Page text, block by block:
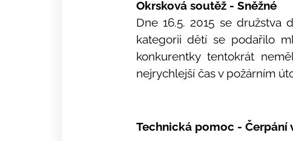
Okrsková soutěž - Sněžné
Dne 16.5. 2015 se družstva
kategorii dětí se podařilo
konkurentky tentokrát
nejrychlejší čas v požárním
Technická pomoc - Čerpání